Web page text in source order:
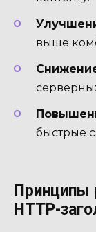
выше
быстрые
Принципы
HTTP-